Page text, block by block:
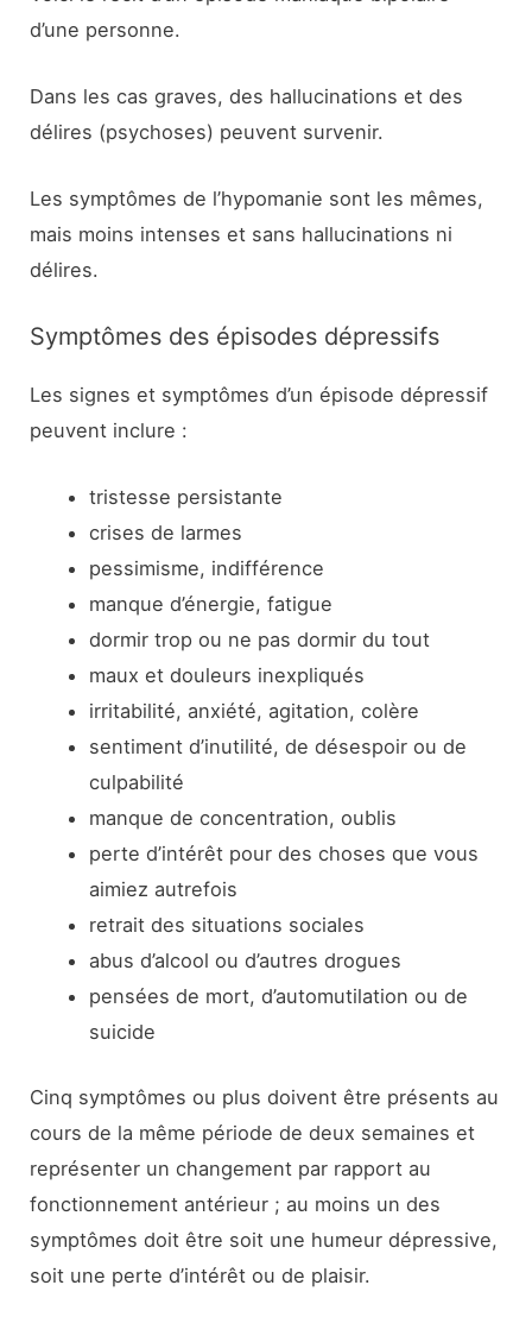
d’une personne.
Dans les cas graves, des hallucinations et des
délires (psychoses) peuvent survenir.
Les symptômes de l’hypomanie sont les mêmes,
mais moins intenses et sans hallucinations ni
délires.
Symptômes des épisodes dépressifs
Les signes et symptômes d’un épisode dépressif
peuvent inclure :
tristesse persistante
crises de larmes
pessimisme, indifférence
manque d’énergie, fatigue
dormir trop ou ne pas dormir du tout
maux et douleurs inexpliqués
irritabilité, anxiété, agitation, colère
sentiment d’inutilité, de désespoir ou de
culpabilité
manque de concentration, oublis
perte d’intérêt pour des choses que vous
aimiez autrefois
retrait des situations sociales
abus d’alcool ou d’autres drogues
pensées de mort, d’automutilation ou de
suicide
Cinq symptômes ou plus doivent être présents au
cours de la même période de deux semaines et
représenter un changement par rapport au
fonctionnement antérieur ; au moins un des
symptômes doit être soit une humeur dépressive,
soit une perte d’intérêt ou de plaisir.